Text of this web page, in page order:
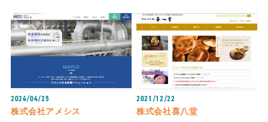
2024/04/25
株式会社アメシス
2021/12/22
株式会社喜八堂